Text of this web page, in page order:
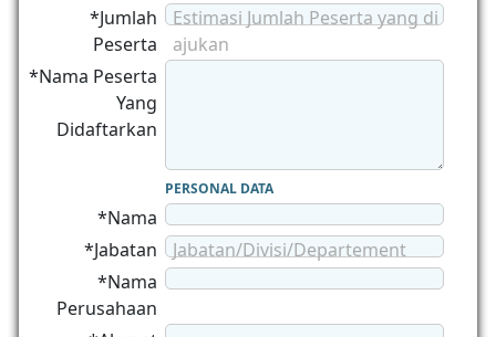
*Jumlah
Peserta
Estimasi Jumlah Peserta yang di
ajukan
*Nama Peserta
Yang
Didaftarkan
PERSONAL DATA
*Nama
*Jabatan
Jabatan/Divisi/Departement
*Nama
Perusahaan